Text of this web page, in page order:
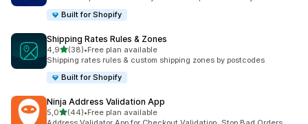
Built for Shopify
Shipping Rates Rules & Zones
4,9av 5 stjerner
(38)
Totalt 38 omtaler
•Free plan available
Shipping rates rules & custom shipping zones by postcodes
Built for Shopify
Ninja Address Validation App
5,0av 5 stjerner
(44)
Totalt 44 omtaler
•Free plan available